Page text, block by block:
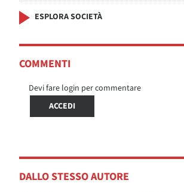
ESPLORA SOCIETÀ
COMMENTI
Devi fare login per commentare
ACCEDI
DALLO STESSO AUTORE